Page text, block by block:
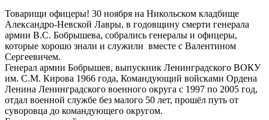
Товарищи офицеры! 30 ноября на Никольском кладбище
Александро-Невской Лавры, в годовщину смерти генерала
армии В.С. Бобрышева, собрались генералы и офицеры,
которые хорошо знали и служили вместе с Валентином
Сергеевичем.
Генерал армии Бобрышев, выпускник Ленинградского ВОКУ
им. С.М. Кирова 1966 года, Командующий войсками Ордена
Ленина Ленинградского военного округа с 1997 по 2005 год,
отдал военной службе без малого 50 лет, прошёл путь от
суворовца до командующего округом.